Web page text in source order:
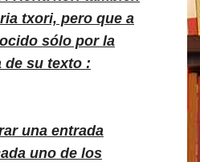
txori, pero que a
sólo por la
de su texto :
una entrada
uno de los